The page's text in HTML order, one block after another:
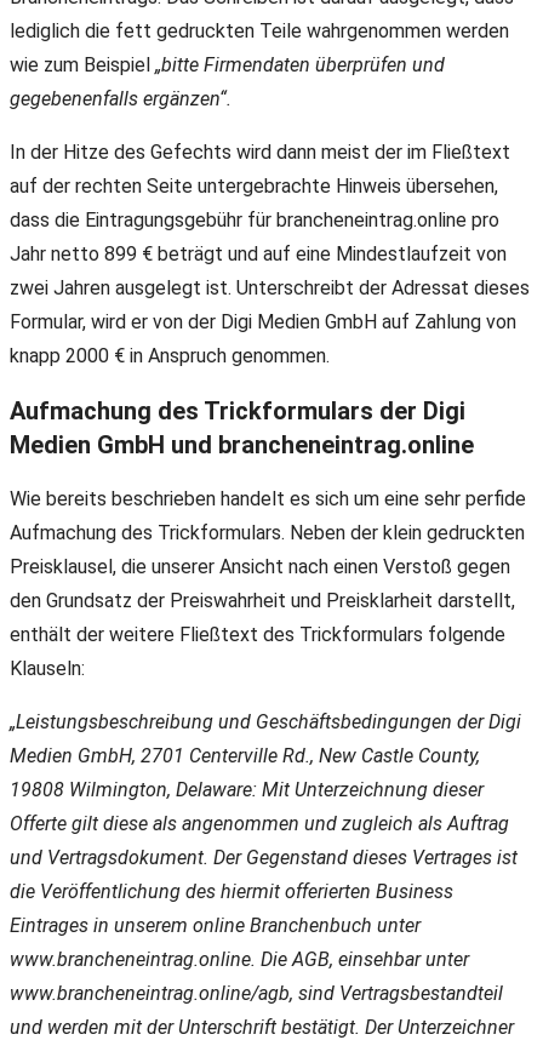
lediglich die fett gedruckten Teile wahrgenommen werden
wie zum Beispiel „bitte Firmendaten überprüfen und
gegebenenfalls ergänzen“.
In der Hitze des Gefechts wird dann meist der im Fließtext
auf der rechten Seite untergebrachte Hinweis übersehen,
dass die Eintragungsgebühr für brancheneintrag.online pro
Jahr netto 899 € beträgt und auf eine Mindestlaufzeit von
zwei Jahren ausgelegt ist. Unterschreibt der Adressat dieses
Formular, wird er von der Digi Medien GmbH auf Zahlung von
knapp 2000 € in Anspruch genommen.
Aufmachung des Trickformulars der Digi
Medien GmbH und brancheneintrag.online
Wie bereits beschrieben handelt es sich um eine sehr perfide
Aufmachung des Trickformulars. Neben der klein gedruckten
Preisklausel, die unserer Ansicht nach einen Verstoß gegen
den Grundsatz der Preiswahrheit und Preisklarheit darstellt,
enthält der weitere Fließtext des Trickformulars folgende
Klauseln:
„Leistungsbeschreibung und Geschäftsbedingungen der Digi
Medien GmbH, 2701 Centerville Rd., New Castle County,
19808 Wilmington, Delaware: Mit Unterzeichnung dieser
Offerte gilt diese als angenommen und zugleich als Auftrag
und Vertragsdokument. Der Gegenstand dieses Vertrages ist
die Veröffentlichung des hiermit offerierten Business
Eintrages in unserem online Branchenbuch unter
www.brancheneintrag.online. Die AGB, einsehbar unter
www.brancheneintrag.online/agb, sind Vertragsbestandteil
und werden mit der Unterschrift bestätigt. Der Unterzeichner